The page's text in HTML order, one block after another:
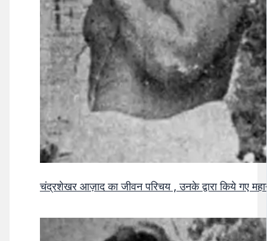
चंद्रशेखर आज़ाद का जीवन परिचय , उनके द्वारा किये गए